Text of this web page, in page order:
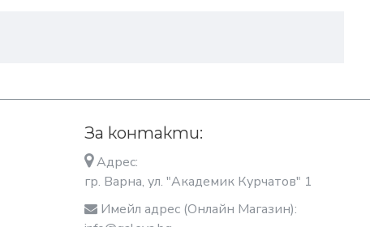
За контакти:
Адрес:
гр. Варна, ул. "Академик Курчатов" 1
Имейл адрес (Онлайн Магазин):